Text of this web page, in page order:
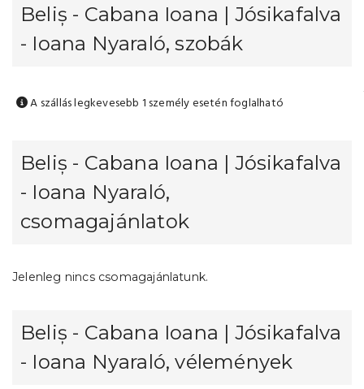
Beliș - Cabana Ioana | Jósikafalva
- Ioana Nyaraló, szobák
A szállás legkevesebb 1 személy esetén foglalható
Beliș - Cabana Ioana | Jósikafalva
- Ioana Nyaraló,
csomagajánlatok
Jelenleg nincs csomagajánlatunk.
Beliș - Cabana Ioana | Jósikafalva
- Ioana Nyaraló, vélemények